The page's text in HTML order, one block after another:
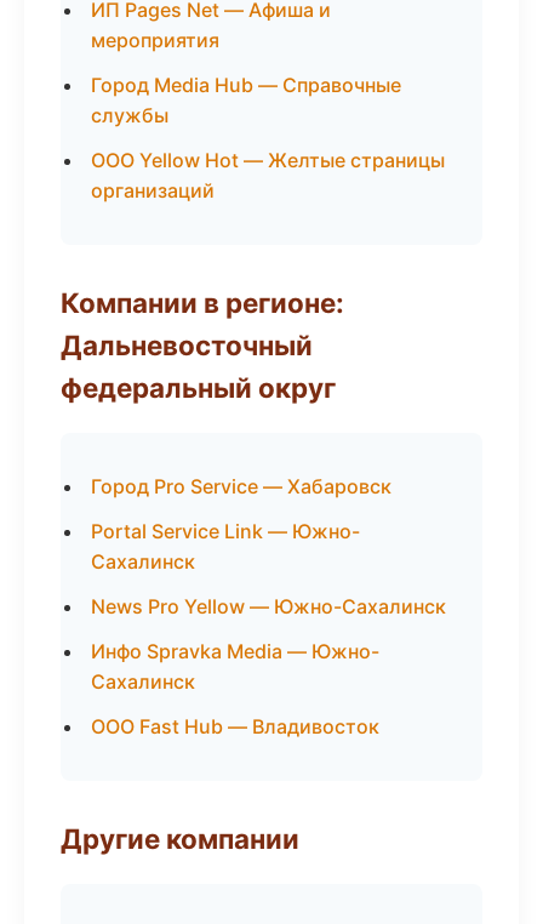
ИП Pages Net — Афиша и
мероприятия
Город Media Hub — Справочные
службы
ООО Yellow Hot — Желтые страницы
организаций
Компании в регионе:
Дальневосточный
федеральный округ
Город Pro Service — Хабаровск
Portal Service Link — Южно-
Сахалинск
News Pro Yellow — Южно-Сахалинск
Инфо Spravka Media — Южно-
Сахалинск
ООО Fast Hub — Владивосток
Другие компании